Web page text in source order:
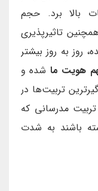
بالا برد. حجم
تاثیرپذیری
روز به روز بیشتر
هویت ما شده و
تربیت‌ها در
مدرسانی که
باشند به شدت